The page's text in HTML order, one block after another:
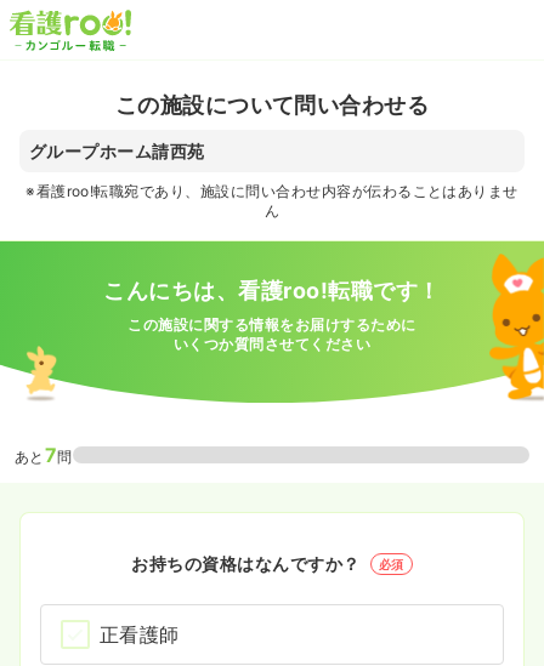
この施設について問い合わせる
グループホーム請西苑
※看護roo!転職宛であり、施設に問い合わせ内容が伝わることはありませ
ん
こんにちは、看護roo!転職です！
この施設に関する情報をお届けするために
いくつか質問させてください
あと 7問
お持ちの資格はなんですか？ 必須
正看護師